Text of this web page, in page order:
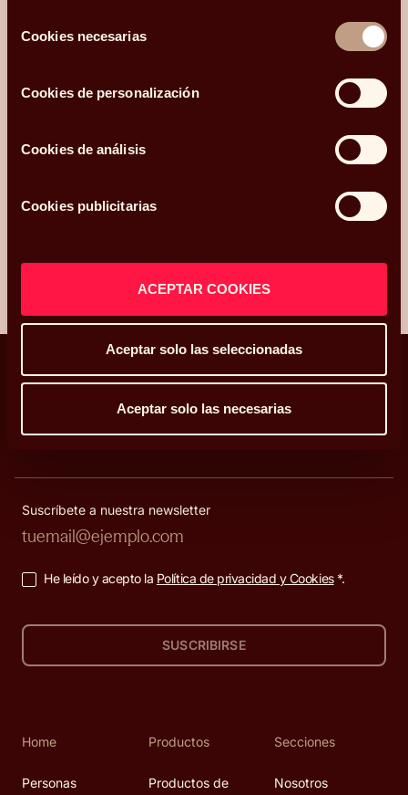
deCookies necesarias
Cookies de personalización
Cookies de análisis
Cookies publicitarias
ACEPTAR COOKIES
Aceptar solo las seleccionadas
Aceptar solo las necesarias
¿Qué más te gustaría compartir con nosotros?
*.
Decisiones que enriquecen tu vida
Suscríbete a nuestra newsletter
He leído y acepto la Política de privacidad y Cookies*.
SUSCRIBIRSE
Home
Personas
Productos
Productos de
Secciones
Nosotros